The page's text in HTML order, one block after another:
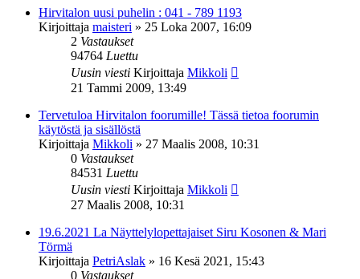
Hirvitalon uusi puhelin : 041 - 789 1193
Kirjoittaja maisteri » 25 Loka 2007, 16:09
2 Vastaukset
94764 Luettu
Uusin viesti Kirjoittaja Mikkoli
21 Tammi 2009, 13:49
Tervetuloa Hirvitalon foorumille! Tässä tietoa foorumin
käytöstä ja sisällöstä
Kirjoittaja Mikkoli » 27 Maalis 2008, 10:31
0 Vastaukset
84531 Luettu
Uusin viesti Kirjoittaja Mikkoli
27 Maalis 2008, 10:31
19.6.2021 La Näyttelylopettajaiset Siru Kosonen & Mari
Törmä
Kirjoittaja PetriAslak » 16 Kesä 2021, 15:43
0 Vastaukset